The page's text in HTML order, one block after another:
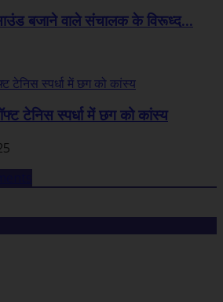
बजाने वाले संचालक के विरूध्द...
टेनिस स्पर्धा में छग को कांस्य